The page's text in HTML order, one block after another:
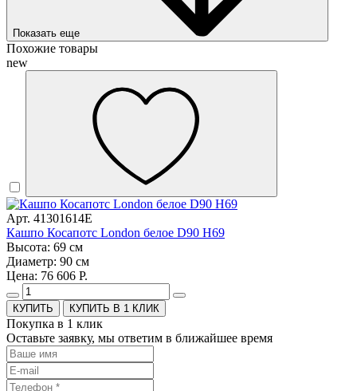
Показать еще
Похожие товары
new
Арт. 41301614E
Кашпо Косапотс London белое D90 H69
Высота: 69 см
Диаметр: 90 см
Цена: 76 606 Р.
КУПИТЬ В 1 КЛИК
Покупка в 1 клик
Оставьте заявку, мы ответим в ближайшее время